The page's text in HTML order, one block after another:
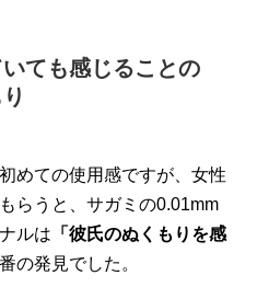
ても感じることの
めての使用感ですが、女性
らうと、サガミの0.01mm
ルは 「彼氏のぬくもりを感
の発見でした。